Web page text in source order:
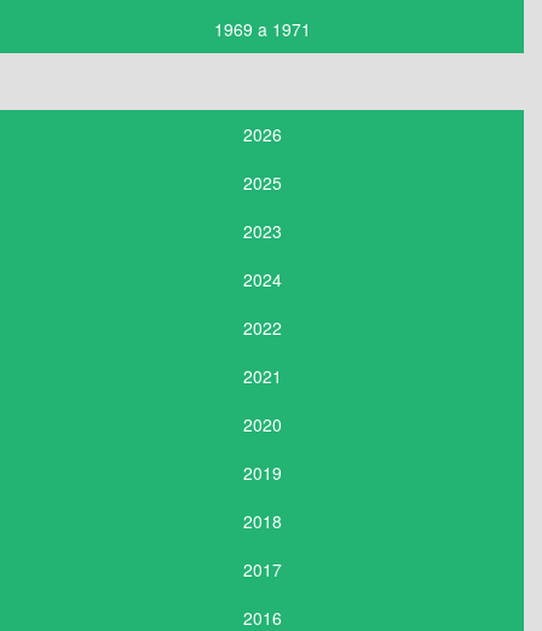
1969 a 1971
2026
2025
2023
2024
2022
2021
2020
2019
2018
2017
2016